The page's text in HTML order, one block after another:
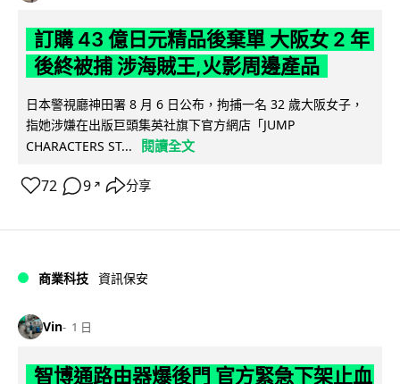
訂購 43 億日元精品後棄單 大阪女 2 年
後終被捕 涉海賊王,火影周邊產品
日本警視廳神田署 8 月 6 日公布，拘捕一名 32 歲大阪女子，
指她涉嫌在出版巨頭集英社旗下官方網店「JUMP
CHARACTERS ST...
閱讀全文
72 9 ↗ 分享
商業科技 資訊保安
Vin 1 日
智博通路由器爆後門 官方緊急下架止血